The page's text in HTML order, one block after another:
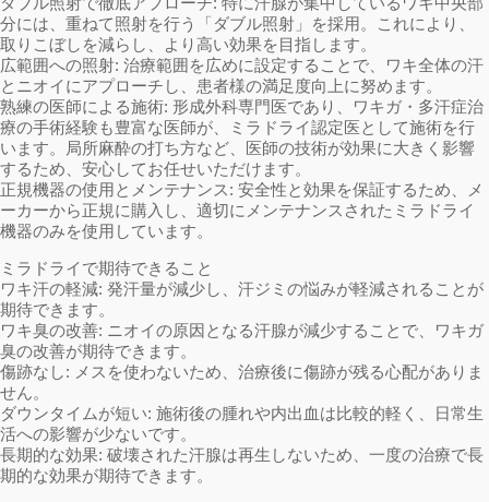
分には、重ねて照射を行う「ダブル照射」を採用。これにより、
取りこぼしを減らし、より高い効果を目指します。
広範囲への照射: 治療範囲を広めに設定することで、ワキ全体の汗
とニオイにアプローチし、患者様の満足度向上に努めます。
熟練の医師による施術: 形成外科専門医であり、ワキガ・多汗症治
療の手術経験も豊富な医師が、ミラドライ認定医として施術を行
います。局所麻酔の打ち方など、医師の技術が効果に大きく影響
するため、安心してお任せいただけます。
正規機器の使用とメンテナンス: 安全性と効果を保証するため、メ
ーカーから正規に購入し、適切にメンテナンスされたミラドライ
機器のみを使用しています。
ミラドライで期待できること
ワキ汗の軽減: 発汗量が減少し、汗ジミの悩みが軽減されることが
期待できます。
ワキ臭の改善: ニオイの原因となる汗腺が減少することで、ワキガ
臭の改善が期待できます。
傷跡なし: メスを使わないため、治療後に傷跡が残る心配がありま
せん。
ダウンタイムが短い: 施術後の腫れや内出血は比較的軽く、日常生
活への影響が少ないです。
長期的な効果: 破壊された汗腺は再生しないため、一度の治療で長
期的な効果が期待できます。